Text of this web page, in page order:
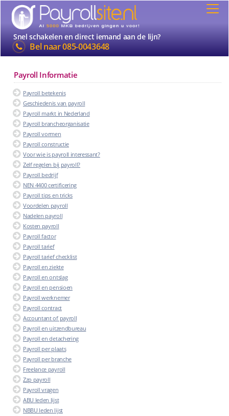
Snel schakelen en direct iemand aan de lijn?
Bel naar085-0043648
Payroll Informatie
Payroll betekenis
Geschiedenis van payroll
Payroll markt in Nederland
Payroll brancheorganisatie
Payroll vormen
Payroll constructie
Voor wie is payroll interessant?
Zelf regelen bij payroll?
Payroll bedrijf
NEN 4400 certificering
Payroll tips en tricks
Voordelen payroll
Nadelen payroll
Kosten payroll
Payroll factor
Payroll tarief
Payroll tarief checklist
Payroll en ziekte
Payroll en ontslag
Payroll en pensioen
Payroll werknemer
Payroll contract
Accountant of payroll
Payroll en uitzendbureau
Payroll en detachering
Payroll per plaats
Payroll per branche
Freelance payroll
Zzp payroll
Payroll vragen
ABU leden lijst
NBBU leden lijst